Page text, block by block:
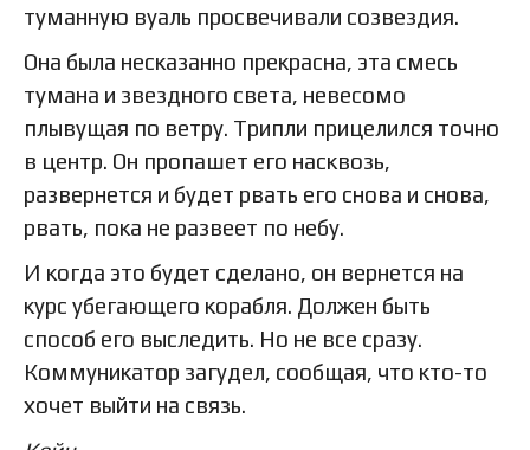
туманную вуаль просвечивали созвездия.
Она была несказанно прекрасна, эта смесь
тумана и звездного света, невесомо
плывущая по ветру. Трипли прицелился точно
в центр. Он пропашет его насквозь,
развернется и будет рвать его снова и снова,
рвать, пока не развеет по небу.
И когда это будет сделано, он вернется на
курс убегающего корабля. Должен быть
способ его выследить. Но не все сразу.
Коммуникатор загудел, сообщая, что кто-то
хочет выйти на связь.